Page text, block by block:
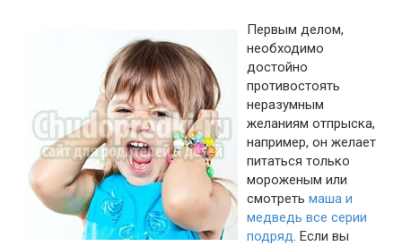
Первым делом,
необходимо
достойно
противостоять
неразумным
желаниям отпрыска,
например, он желает
питаться только
мороженым или
смотреть маша и
медведь все серии
подряд. Если вы